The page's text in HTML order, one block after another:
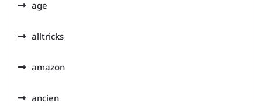
age
alltricks
amazon
ancien